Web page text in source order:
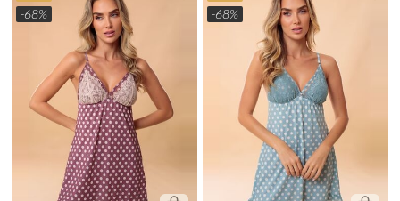
-68% -68%